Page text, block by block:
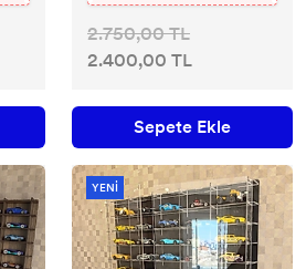
2.750,00 TL
2.400,00 TL
Sepete Ekle
YENİ